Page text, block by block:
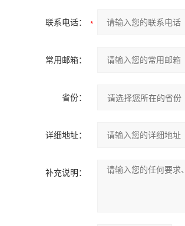
联系电话：
常用邮箱：
省份：
详细地址：
补充说明：